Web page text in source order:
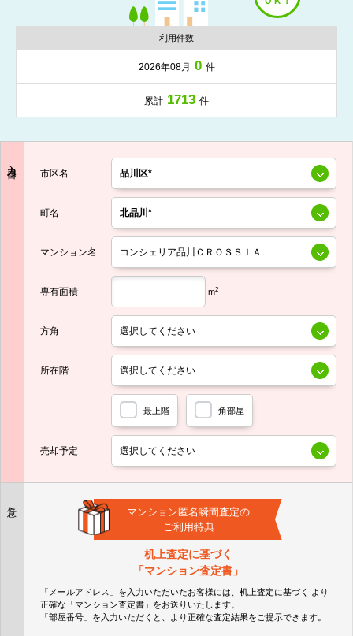
利用件数
2026年08月 0 件
累計 1713 件
市区名
町名
マンション名
専有面積 m2
方角
所在階
最上階 角部屋
売却予定
マンション匿名瞬間査定の
ご利用特典
机上査定に基づく
「マンション査定書」
「メールアドレス」を入力いただいたお客様には、机上査定に基づく
より
正確な 「マンション査定書」 をお送りいたします。
「部屋番号」を入力いただくと、より正確な査定結果をご提示できます。